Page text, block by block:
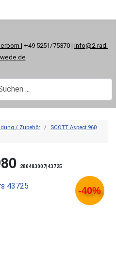
| +49 5251/75370 | info@2-rad-
/ Zubehör
SCOTT Aspect 960
280483007|43725
-40%